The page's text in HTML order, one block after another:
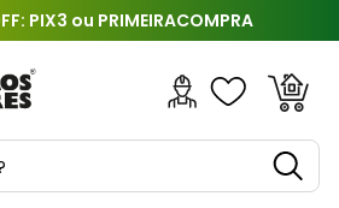
PIX3 ou PRIMEIRACOMPRA